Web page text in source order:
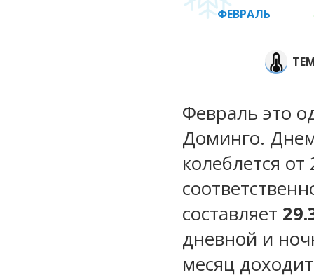
ФЕВРАЛЬ
Февраль это
Доминго.
колеблется
составляет
дневной и
месяц